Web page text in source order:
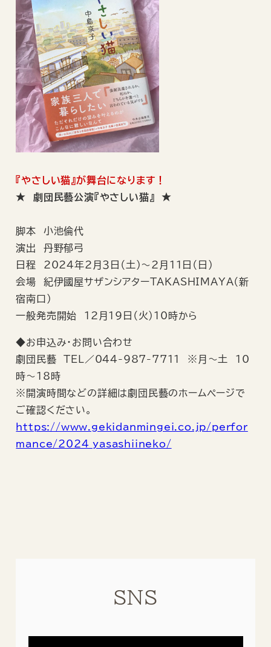
『やさしい猫』が舞台になります！
★ 劇団民藝公演『やさしい猫』 ★
脚本 小池倫代
演出 丹野郁弓
日程 2024年2月３日（土）～2月11日（日）
会場 紀伊國屋サザンシアターTAKASHIMAYA（新
宿南口）
一般発売開始 12月19日（火）10時から
◆お申込み・お問い合わせ
劇団民藝 TEL／044-987-7711 ※月～土 10
時～18時
※開演時間などの詳細は劇団民藝のホームページで
ご確認ください。
https://www.gekidanmingei.co.jp/perfor
mance/2024_yasashiineko/
SNS